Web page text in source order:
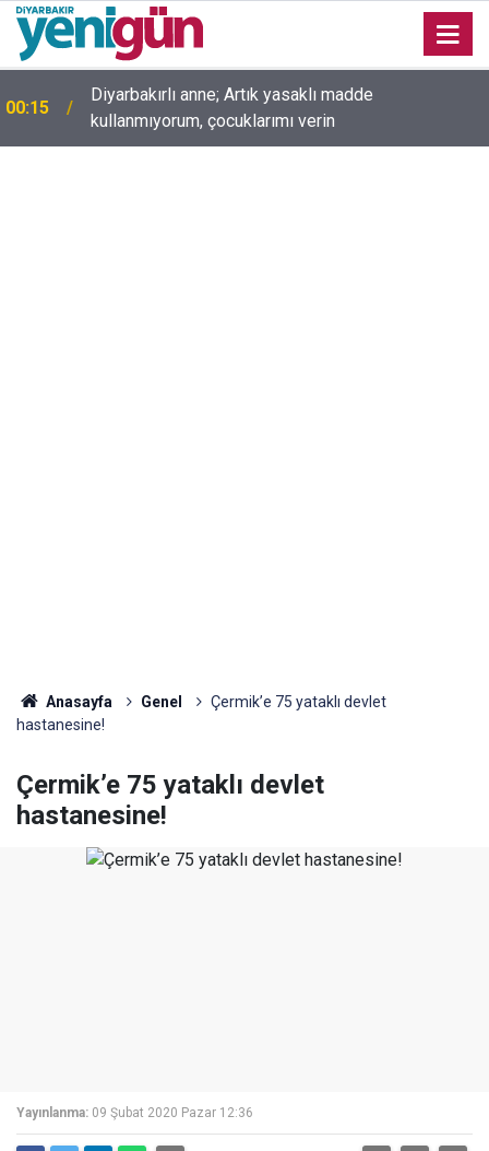
00:15
Diyarbakırlı anne; Artık yasaklı madde
kullanmıyorum, çocuklarımı verin
00:05
Mesut Çokur yazdı; Gelecek Yolda mı Kaldı?
Anasayfa Genel
Çermik’e 75 yataklı devlet
hastanesine!
Çermik’e 75 yataklı devlet
hastanesine!
Yayınlanma: 09 Şubat 2020 Pazar 12:36